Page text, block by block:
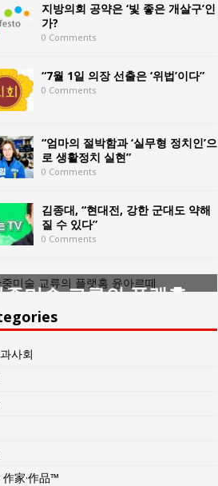
지방의회 공약은 ‘빛 좋은 개살구’인
가?
0 Comments
“7월 1일 의장 선출은 ‘위법’이다”
0 Comments
“엄마의 절박함과 ‘실무형 정치인’으
로 생활정치 실현”
0 Comments
김종대, “현대전, 강한 군대도 약해
질 수 있다”
0 Comments
미술 교류의 플랫홈
르떼
사회
作家·作品™